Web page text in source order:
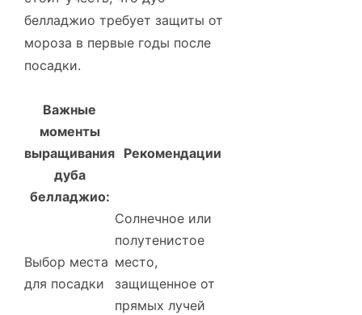
белладжио требует защиты от
мороза в первые годы после
посадки.
Важные
моменты
выращивания
дуба
белладжио:
Рекомендации
Выбор места
для посадки
Солнечное или
полутенистое
место,
защищенное от
прямых лучей